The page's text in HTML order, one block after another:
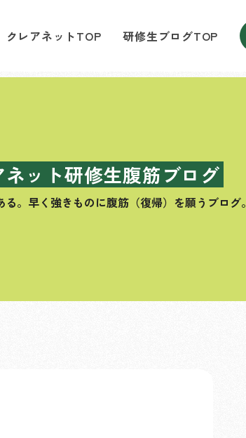
クレアネットTOP 研修生ブログTOP
ット研修生腹筋ブログ
。 早く強きものに腹筋（復帰）を願うブログ。